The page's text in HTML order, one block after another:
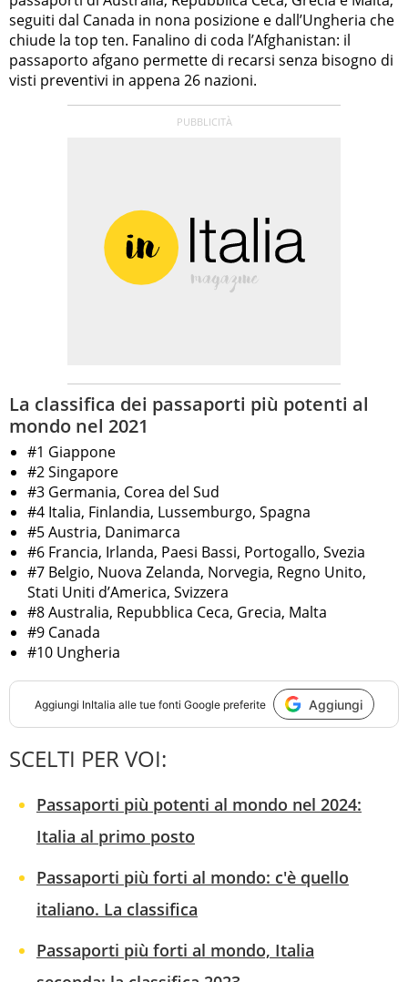
seguiti dal Canada in nona posizione e dall’Ungheria che
chiude la top ten. Fanalino di coda l’Afghanistan: il
passaporto afgano permette di recarsi senza bisogno di
visti preventivi in appena 26 nazioni.
La classifica dei passaporti più potenti al
mondo nel 2021
#1 Giappone
#2 Singapore
#3 Germania, Corea del Sud
#4 Italia, Finlandia, Lussemburgo, Spagna
#5 Austria, Danimarca
#6 Francia, Irlanda, Paesi Bassi, Portogallo, Svezia
#7 Belgio, Nuova Zelanda, Norvegia, Regno Unito,
Stati Uniti d’America, Svizzera
#8 Australia, Repubblica Ceca, Grecia, Malta
#9 Canada
#10 Ungheria
Aggiungi InItalia alle tue fonti Google preferite Aggiungi
SCELTI PER VOI:
Passaporti più potenti al mondo nel 2024:
Italia al primo posto
Passaporti più forti al mondo: c'è quello
italiano. La classifica
Passaporti più forti al mondo, Italia